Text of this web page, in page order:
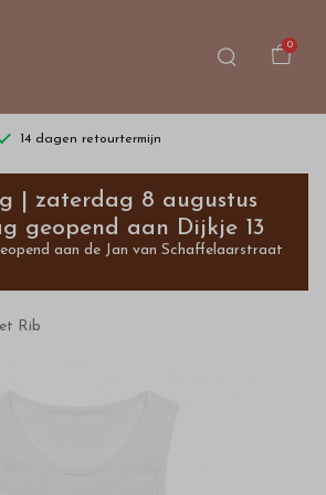
0
14 dagen retourtermijn
| zaterdag 8 augustus
geopend aan Dijkje 13
aan de Jan van Schaffelaarstraat
Rib